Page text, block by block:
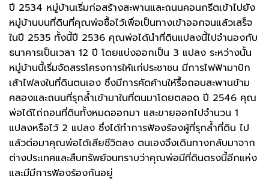
ปี 2534 หมู่บ้านเริ่มก่อสร้างสะพานและถนนคอนกรีตเข้าไปยัง
หมู่บ้านบนที่ดินที่คุณพ่อซื้อไว้เพื่อเป็นทางเข้าออกจนแล้วเสร็จ
ในปี 2535 ทั้งนี้ปี 2536 คุณพ่อได้นำที่ดินแปลงนี้ไปจำนองกับ
ธนาคารเป็นเวลา 12 ปี โดยแบ่งออกเป็น 3 แปลง ระหว่างนั้น
หมู่บ้านนี้เริ่มจัดสรรโครงการให้แก่ประชาชน มีการไฟฟ้ามาปัก
เส้าไฟลงในที่ดินตนเอง ซึ่งมีการคัดค้านให้รื้อถอนสะพานข้าม
คลองและถนนที่รุกล้ำเข้ามาในที่ตนมาโดยตลอด ปี 2546 คุณ
พ่อได้ไถ่ถอนที่ดินทั้งหมดออกมา และขายออกไปจำนวน 1
แปลงหรือไว้ 2 แปลง ซึ่งได้ทำการฟ้องร้องผู้ที่รุกล้ำที่ดิน ไป
แล้วต่อมาคุณพ่อได้เสียชีวิตลง ตนเองจึงเดินทางกลับมาจาก
ต่างประเทศและสืบทรัพย์จนทราบว่าคุณพ่อมีที่ดินตรงนี้อีกแห่ง
และมีมีการฟ้องร้องกันอยู่